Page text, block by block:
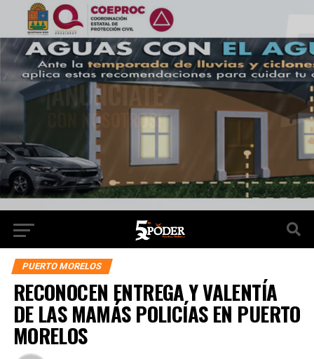
PUERTO MORELOS
RECONOCEN ENTREGA Y VALENTÍA
DE LAS MAMÁS POLICÍAS EN PUERTO
MORELOS